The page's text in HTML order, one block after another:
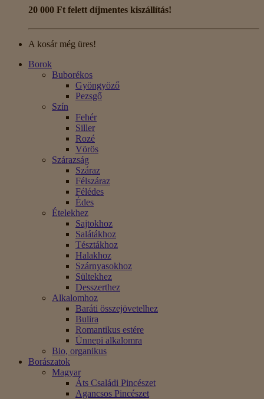
20 000 Ft felett díjmentes kiszállítás!
A kosár még üres!
Borok
Buborékos
Gyöngyöző
Pezsgő
Szín
Fehér
Siller
Rozé
Vörös
Szárazság
Száraz
Félszáraz
Félédes
Édes
Ételekhez
Sajtokhoz
Salátákhoz
Tésztákhoz
Halakhoz
Szárnyasokhoz
Sültekhez
Desszerthez
Alkalomhoz
Baráti összejövetelhez
Bulira
Romantikus estére
Ünnepi alkalomra
Bio, organikus
Borászatok
Magyar
Áts Családi Pincészet
Agancsos Pincészet